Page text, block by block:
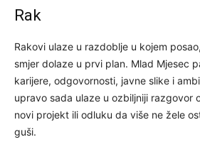
Rak
Rakovi ulaze u razdoblje u kojem
smjer dolaze u prvi plan. Mlad Mjesec
karijere, odgovornosti, javne slike i
upravo sada ulaze u ozbiljniji razgovor
novi projekt ili odluku da više ne žele
guši.